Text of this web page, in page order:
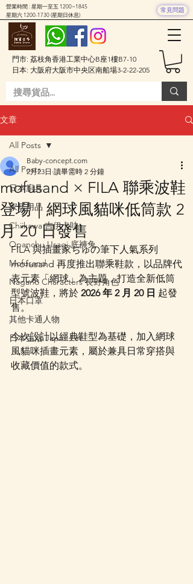
門市: 荔枝角香港工業中心B座1樓B7-10
日本: 大阪府大阪市中央区南船場3-2-22-205
營業時間 : 星期一至五 1200~1845
星期六 1200-1730(星期日休息)
常見問題
文章
All Posts
日本廚具
家居用品
Chiikawa 吉伊卡哇
Opanchu Usagi 底褲兔
Mofusand
Nagano Characters 長野角色
日本口罩
其他卡通人物
日本生活 Japan Life
All Posts
mofusand × FILA 聯乘波鞋
登場｜網球風貓咪低筒款 2
月 20 日發售
Baby-concept.com
2月23日 讀畢需時 2 分鐘
FILA 與插畫家ぢゅの筆下人氣系列
mofusand 再度推出聯乘鞋款，以品牌代
表元素「網球」為主題，打造全新低筒
型號波鞋，將於 2026 年 2 月 20 日 起發
售。
今次設計以經典鞋型為基礎，加入網球
風貓咪插畫元素，屬於兼具日常穿搭與
收藏價值的款式。